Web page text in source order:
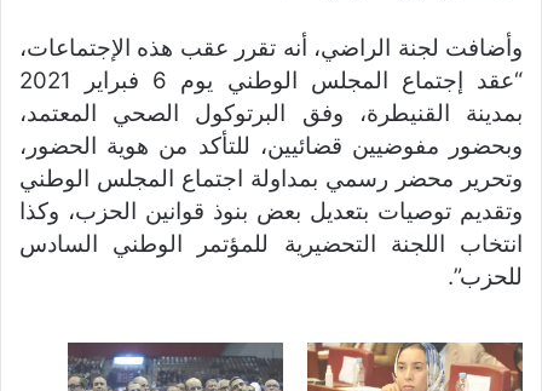
وأضافت لجنة الراضي، أنه تقرر عقب هذه الإجتماعات،
“عقد إجتماع المجلس الوطني يوم 6 فبراير 2021
بمدينة القنيطرة، وفق البرتوكول الصحي المعتمد،
وبحضور مفوضيين قضائيين، للتأكد من هوية الحضور،
وتحرير محضر رسمي بمداولة اجتماع المجلس الوطني
وتقديم توصيات بتعديل بعض بنوذ قوانين الحزب، وكذا
انتخاب اللجنة التحضيرية للمؤتمر الوطني السادس
للحزب”.